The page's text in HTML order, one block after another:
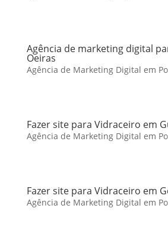
Agência de marketing digital
Oeiras
Agência de Marketing Digital em
Fazer site para Vidraceiro em
Agência de Marketing Digital em
Fazer site para Vidraceiro em
Agência de Marketing Digital em